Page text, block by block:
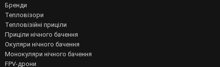
Бренди
Тепловізори
Тепловізійні приціли
Приціли нічного бачення
Окуляри нічного бачення
Монокуляри нічного бачення
FPV-дрони